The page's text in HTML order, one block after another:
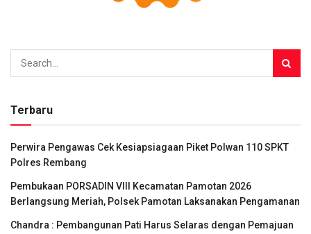
Terbaru
Perwira Pengawas Cek Kesiapsiagaan Piket Polwan 110 SPKT
Polres Rembang
Pembukaan PORSADIN VIII Kecamatan Pamotan 2026
Berlangsung Meriah, Polsek Pamotan Laksanakan Pengamanan
Chandra : Pembangunan Pati Harus Selaras dengan Pemajuan